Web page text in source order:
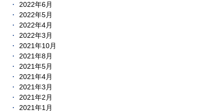
2022年6月
2022年5月
2022年4月
2022年3月
2021年10月
2021年8月
2021年5月
2021年4月
2021年3月
2021年2月
2021年1月